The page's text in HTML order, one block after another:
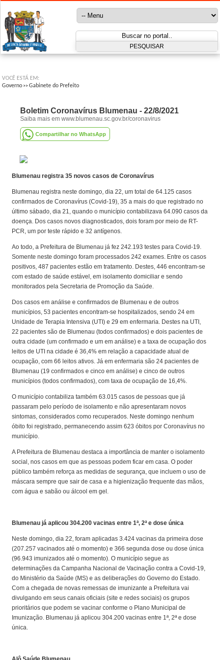
VOCÊ ESTÁ EM:
Governo >>Gabinete do Prefeito
Boletim Coronavírus Blumenau - 22/8/2021
Saiba mais em www.blumenau.sc.gov.br/coronavirus
Compartilhar no WhatsApp
Blumenau registra 35 novos casos de Coronavírus
Blumenau registra neste domingo, dia 22, um total de 64.125 casos
confirmados de Coronavírus (Covid-19), 35 a mais do que registrado no
último sábado, dia 21, quando o município contabilizava 64.090 casos da
doença. Dos casos novos diagnosticados, dois foram por meio de RT-
PCR, um por teste rápido e 32 antígenos.
Ao todo, a Prefeitura de Blumenau já fez 242.193 testes para Covid-19.
Somente neste domingo foram processados 242 exames. Entre os casos
positivos, 487 pacientes estão em tratamento. Destes, 446 encontram-se
com estado de saúde estável, em isolamento domiciliar e sendo
monitorados pela Secretaria de Promoção da Saúde.
Dos casos em análise e confirmados de Blumenau e de outros
municípios, 53 pacientes encontram-se hospitalizados, sendo 24 em
Unidade de Terapia Intensiva (UTI) e 29 em enfermaria. Destes na UTI,
22 pacientes são de Blumenau (todos confirmados) e dois pacientes de
outra cidade (um confirmado e um em análise) e a taxa de ocupação dos
leitos de UTI na cidade é 36,4% em relação a capacidade atual de
ocupação, com 66 leitos ativos. Já em enfermaria são 24 pacientes de
Blumenau (19 confirmados e cinco em análise) e cinco de outros
municípios (todos confirmados), com taxa de ocupação de 16,4%.
O município contabiliza também 63.015 casos de pessoas que já
passaram pelo período de isolamento e não apresentaram novos
sintomas, considerados como recuperados. Neste domingo nenhum
óbito foi registrado, permanecendo assim 623 óbitos por Coronavírus no
município.
A Prefeitura de Blumenau destaca a importância de manter o isolamento
social, nos casos em que as pessoas podem ficar em casa. O poder
público também reforça as medidas de segurança, que incluem o uso de
máscara sempre que sair de casa e a higienização frequente das mãos,
com água e sabão ou álcool em gel.
Blumenau já aplicou 304.200 vacinas entre 1ª, 2ª e dose única
Neste domingo, dia 22, foram aplicadas 3.424 vacinas da primeira dose
(207.257 vacinados até o momento) e 366 segunda dose ou dose única
(96.943 imunizados até o momento). O município segue as
determinações da Campanha Nacional de Vacinação contra a Covid-19,
do Ministério da Saúde (MS) e as deliberações do Governo do Estado.
Com a chegada de novas remessas de imunizante a Prefeitura vai
divulgando em seus canais oficiais (site e redes sociais) os grupos
prioritários que podem se vacinar conforme o Plano Municipal de
Imunização. Blumenau já aplicou 304.200 vacinas entre 1ª, 2ª e dose
única.